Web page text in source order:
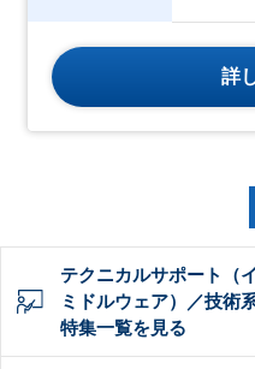
詳
テクニカルサポート（
ミドルウェア）／技術
特集一覧を見る